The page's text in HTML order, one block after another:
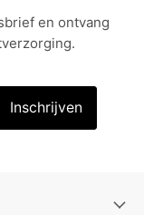
en ontvang
Inschrijven